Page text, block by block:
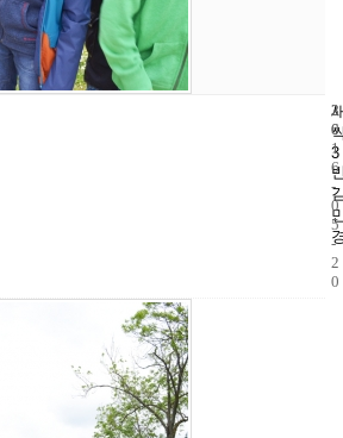
3
3
6
2
0
1
6
-
0
5
-
2
0